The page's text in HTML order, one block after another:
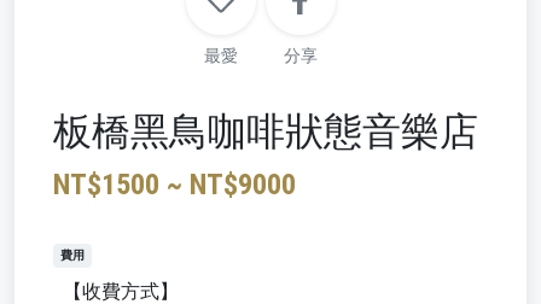
最愛 分享
板橋黑鳥咖啡狀態音樂店
NT$1500 ~ NT$9000
費用
【收費方式】